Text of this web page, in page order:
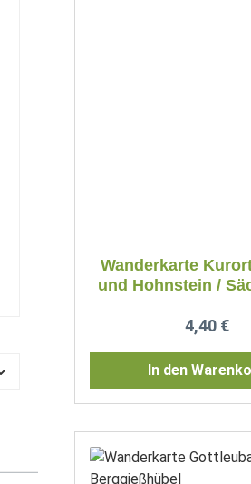
Wanderkarte
und Hohnstein /
4,40 €
In den